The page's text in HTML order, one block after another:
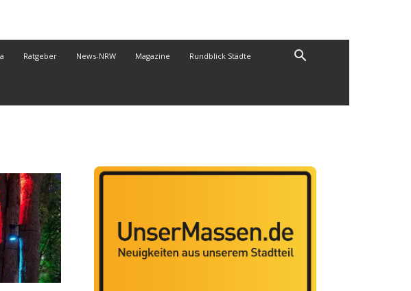
Ratgeber News-NRW Magazine Rundblick Städte